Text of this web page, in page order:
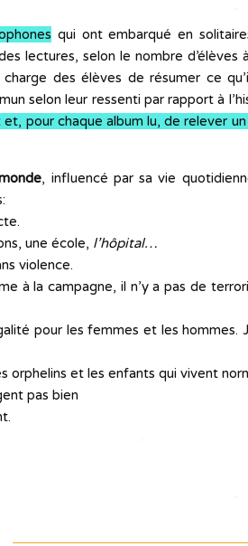
qui ont embarqué en
lectures, selon le nombre d’élèves
des élèves de résumer ce
selon leur ressenti par rapport à
pour chaque album lu, de relever un
, influencé par sa vie
une école, l’hôpital…
violence.
à la campagne, il n’y a pas de
pour les femmes et les hommes.
orphelins et les enfants qui vivent
pas bien